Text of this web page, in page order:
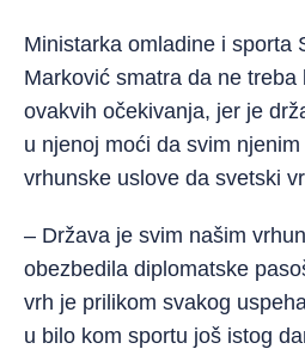
Ministarka omladine i sporta
Marković smatra da ne treba
ovakvih očekivanja, jer je
u njenoj moći da svim
vrhunske uslove da svetski
– Država je svim našim
obezbedila diplomatske
vrh je prilikom svakog
u bilo kom sportu još istog